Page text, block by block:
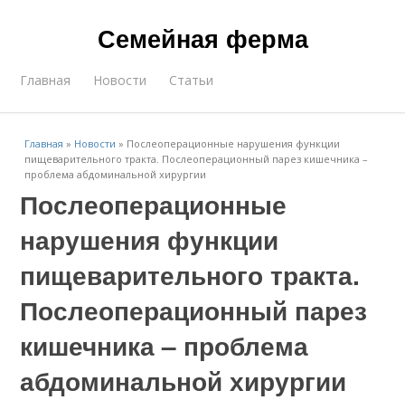
Семейная ферма
Главная Новости Статьи
Главная » Новости » Послеоперационные нарушения функции
пищеварительного тракта. Послеоперационный парез кишечника –
проблема абдоминальной хирургии
Послеоперационные
нарушения функции
пищеварительного тракта.
Послеоперационный парез
кишечника – проблема
абдоминальной хирургии